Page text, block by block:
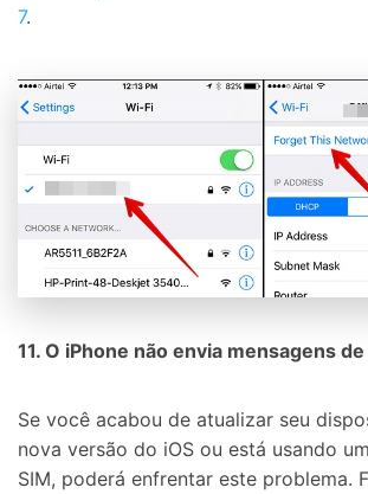
7.
11. O iPhone não envia mensagens
Se você acabou de atualizar seu
nova versão do iOS ou está usando
SIM, poderá enfrentar este problema.